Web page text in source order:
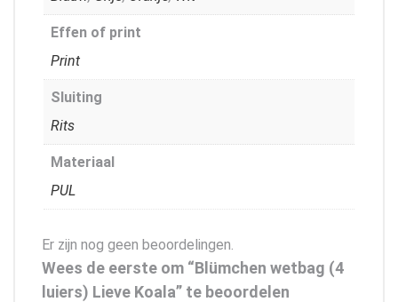
Effen of print
Print
Sluiting
Rits
Materiaal
PUL
Er zijn nog geen beoordelingen.
Wees de eerste om “Blümchen wetbag (4
luiers) Lieve Koala” te beoordelen